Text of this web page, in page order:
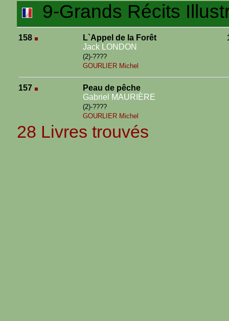
9-Grands Récits
158
L`Appel de la Forêt
Jack LONDON
(2)-????
GOURLIER Michel
157
Peau de pêche
Gabriel MAURIÈRE
(2)-????
GOURLIER Michel
28 Livres trouvés